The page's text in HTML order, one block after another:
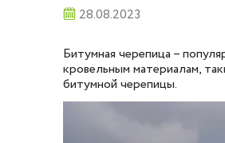
28.08.2023
Битумная черепица –
кровельным материалам,
битумной черепицы.